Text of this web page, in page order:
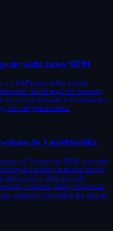
nie widzi żaden SIEM
a z SAP przez kilka godzin
SIEM tego nie zobaczy,
to, co użytkownik robi wewnątrz
nie przypuszczenia.
do 3 października
od 3 kwietnia 2026, wniosek
i ważnych trzeba złożyć
odroczone o dwa lata, ale
z okresu, który trwa teraz.
żadnych dowodów, bo nikt go